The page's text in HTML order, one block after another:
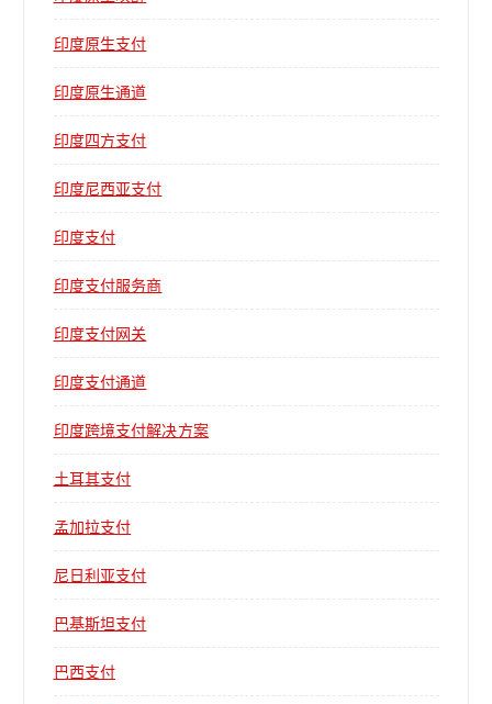
印度原生支付
印度原生通道
印度四方支付
印度尼西亚支付
印度支付
印度支付服务商
印度支付网关
印度支付通道
印度跨境支付解决方案
土耳其支付
孟加拉支付
尼日利亚支付
巴基斯坦支付
巴西支付